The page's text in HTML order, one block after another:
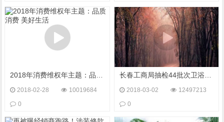
2018-02-28
10019684
0
2018-03-02
12497213
0